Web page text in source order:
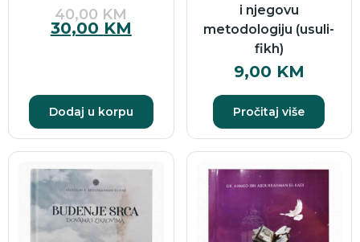
40,00 KM
30,00 KM
Dodaj u korpu
i njegovu
metodologiju (usuli-
fikh)
9,00 KM
Pročitaj više